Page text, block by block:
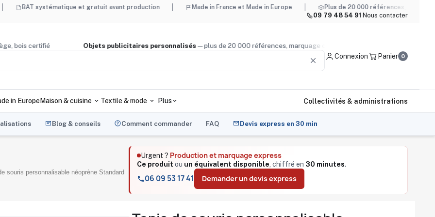
systématique et gratuit avant production Made in France et Made in Europe
Plus de 20 000 références, marquage compris
09 79 48 54 91 · Nous contacter
liège, bois certifié Objets publicitaires personnalisés— plus de 20 000 références, marquage compris
clear Connexion Panier 0
in EuropeMaison & cuisine Textile & mode Plus Collectivités & administrations
Blog & conseils Comment commander FAQ Devis express en 30 min
souris personnalisable néoprène Standard
Urgent ? Production et marquage express
Ce produit ou un équivalent disponible, chiffré en 30 minutes.
06 09 53 17 41 Demander un devis express